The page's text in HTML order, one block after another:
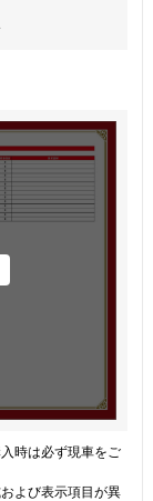
時は必ず現車をご
よび表示項目が異